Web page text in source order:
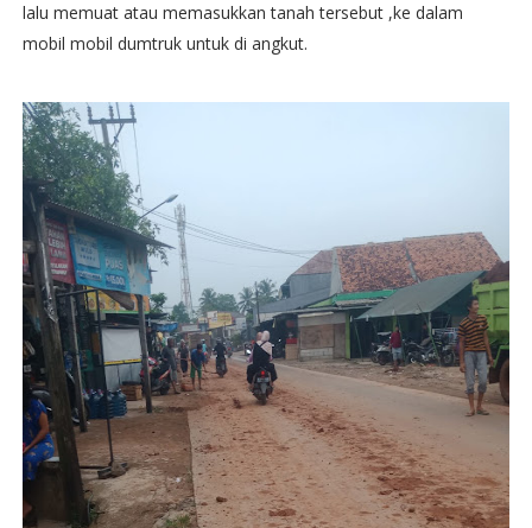
lalu memuat atau memasukkan tanah tersebut ,ke dalam
mobil mobil dumtruk untuk di angkut.